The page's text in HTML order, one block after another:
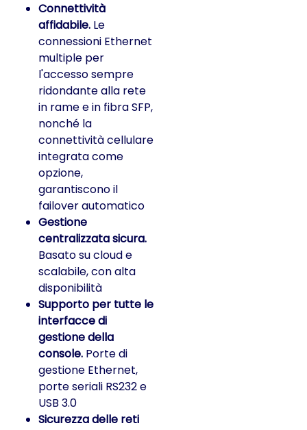
Connettività
affidabile. Le
connessioni Ethernet
multiple per
l'accesso sempre
ridondante alla rete
in rame e in fibra SFP,
nonché la
connettività cellulare
integrata come
opzione,
garantiscono il
failover automatico
Gestione
centralizzata sicura.
Basato su cloud e
scalabile, con alta
disponibilità
Supporto per tutte le
interfacce di
gestione della
console. Porte di
gestione Ethernet,
porte seriali RS232 e
USB 3.0
Sicurezza delle reti